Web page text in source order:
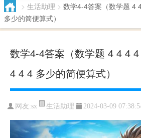
> 生活助理 > 数学4-4答案（数学题 4
多少的简便算式）
数学4-4答案（数学题 4 4 4
4 4 4 多少的简便算式）
网友:sx 生活助理 2024-03-09